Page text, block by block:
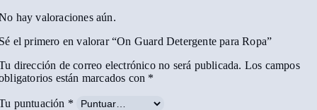
hay valoraciones aún.
el primero en valorar “On Guard Detergente para Ropa”
dirección de correo electrónico no será publicada. Los campos
están marcados con *
puntuación *